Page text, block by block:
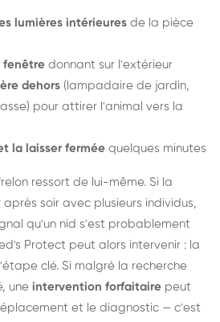
lumières intérieures de la pièce
fenêtre donnant sur l'extérieur
dehors (lampadaire de jardin,
pour attirer l'animal vers la
la laisser fermée quelques minutes
ressort de lui-même. Si la
soir avec plusieurs individus,
qu'un nid s'est probablement
Protect peut alors intervenir : la
clé. Si malgré la recherche
une intervention forfaitaire peut
et le diagnostic — c'est